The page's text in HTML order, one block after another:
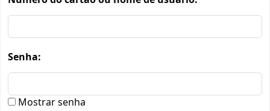
Senha:
Mostrar senha